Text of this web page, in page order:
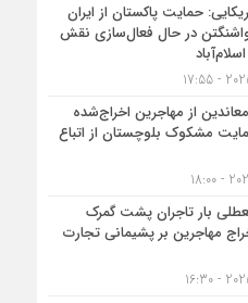
حمایت پاکستان از ایران
واشنگتن در حال فعال‌سازی نقش
از مهاجرین اخراج‌شده
مشکوک بلوچستان از اتباع
بار تاجران پشت گمرک
مهاجرین بر پشیمانی تجارت